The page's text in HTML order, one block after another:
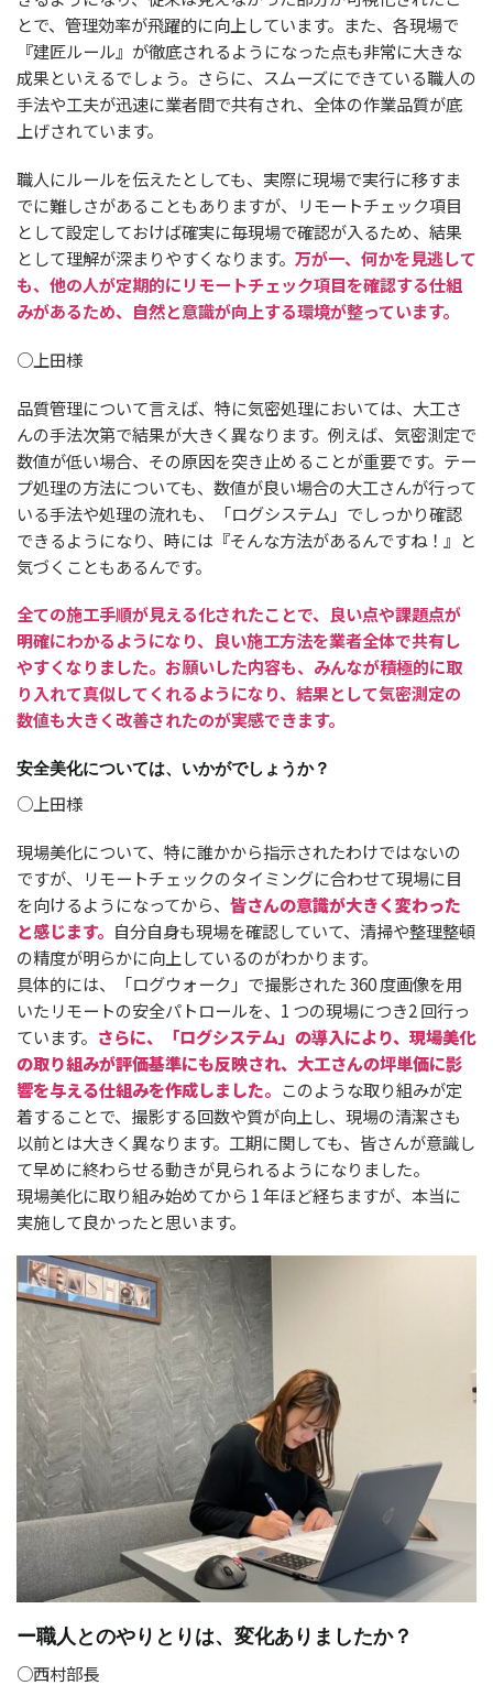
とで、管理効率が飛躍的に向上しています。また、各現場で
『建匠ルール』が徹底されるようになった点も非常に大きな
成果といえるでしょう。さらに、スムーズにできている職人の
手法や工夫が迅速に業者間で共有され、全体の作業品質が底
上げされています。
職人にルールを伝えたとしても、実際に現場で実行に移すま
でに難しさがあることもありますが、リモートチェック項目
として設定しておけば確実に毎現場で確認が入るため、結果
として理解が深まりやすくなります。 万が一、何かを見逃して
も、他の人が定期的にリモートチェック項目を確認する仕組
みがあるため、自然と意識が向上する環境が整っています。
○上田様
品質管理について言えば、特に気密処理においては、大工さ
んの手法次第で結果が大きく異なります。例えば、気密測定で
数値が低い場合、その原因を突き止めることが重要です。テー
プ処理の方法についても、数値が良い場合の大工さんが行って
いる手法や処理の流れも、「ログシステム」でしっかり確認
できるようになり、時には『そんな方法があるんですね！』と
気づくこともあるんです。
全ての施工手順が見える化されたことで、良い点や課題点が
明確にわかるようになり、良い施工方法を業者全体で共有し
やすくなりました。お願いした内容も、みんなが積極的に取
り入れて真似してくれるようになり、結果として気密測定の
数値も大きく改善されたのが実感できます。
安全美化については、いかがでしょうか？
○上田様
現場美化について、特に誰かから指示されたわけではないの
ですが、リモートチェックのタイミングに合わせて現場に目
を向けるようになってから、 皆さんの意識が大きく変わった
と感じます。 自分自身も現場を確認していて、清掃や整理整頓
の精度が明らかに向上しているのがわかります。
具体的には、「ログウォーク」で撮影された 360 度画像を用
いたリモートの安全パトロールを、1 つの現場につき2 回行っ
ています。 さらに、「ログシステム」の導入により、現場美化
の取り組みが評価基準にも反映され、大工さんの坪単価に影
響を与える仕組みを作成しました。 このような取り組みが定
着することで、撮影する回数や質が向上し、現場の清潔さも
以前とは大きく異なります。工期に関しても、皆さんが意識し
て早めに終わらせる動きが見られるようになりました。
現場美化に取り組み始めてから 1 年ほど経ちますが、本当に
実施して良かったと思います。
ー職人とのやりとりは、変化ありましたか？
○西村部長